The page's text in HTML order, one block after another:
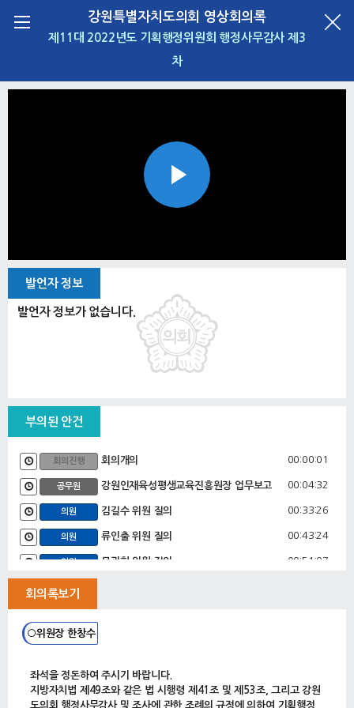
강원특별자치도의회 영상회의록
제11대 2022년도 기획행정위원회 행정사무감사 제3
차
Play
발언자 정보
발언자 정보가 없습니다.
부의된 안건
회의진행 회의개의 00:00:01
공무원 강원인재육성평생교육진흥원장 업무보고 00:04:32
의원 김길수 위원 질의 00:33:26
의원 류인출 위원 질의 00:43:24
의원 문관현 위원 질의 00:51:07
의원
의원
의원 최승순 위원 질의 01:27:48
회의록보기
○위원장 한창수
좌석을 정돈하여 주시기 바랍니다.
지방자치법 제49조와 같은 법 시행령 제41조 및 제53조, 그리고 강원
도의회 행정사무감사 및 조사에 관한 조례의 규정에 의하여 기획행정